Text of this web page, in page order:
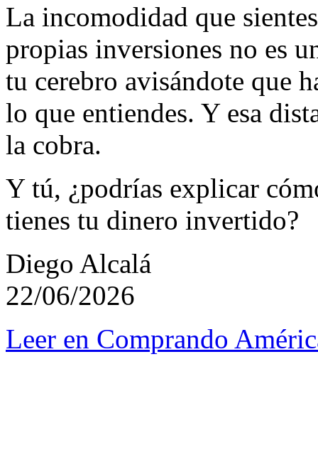
La incomodidad que
propias inversiones no es
tu cerebro avisándote que
lo que entiendes. Y esa
la cobra.
Y tú, ¿podrías explicar
tienes tu dinero invertido?
Diego Alcalá
22/06/2026
Leer en Comprando